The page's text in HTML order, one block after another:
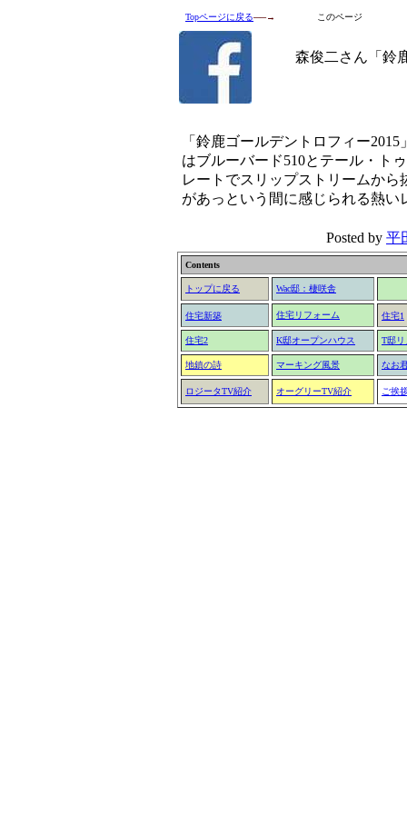
Topページに戻る──→ このページ
森俊二さん「鈴
「鈴鹿ゴールデントロフィー
はブルーバード510とテール・ト
レートでスリップストリームか
があっという間に感じられる熱い
Posted by 平
Contents
トップに戻る Wac邸：棲咲舎
住宅新築 住宅リフォーム 住宅1
住宅2 K邸オープンハウス T邸リ
地鎮の詩 マーキング風景 なお
ロジータTV紹介 オーグリーTV紹介 ご挨